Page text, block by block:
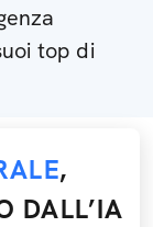
top di
,
DALL’IA